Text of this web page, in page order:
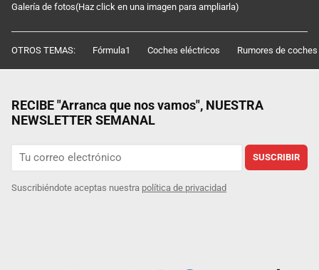
Galería de fotos(Haz click en una imagen para ampliarla)
OTROS TEMAS: Fórmula1 Coches eléctricos Rumores de coches
RECIBE "Arranca que nos vamos", NUESTRA
NEWSLETTER SEMANAL
SUSCRIBIR
Suscribiéndote aceptas nuestra política de privacidad